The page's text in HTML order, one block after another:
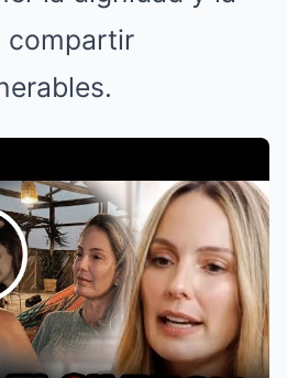
compartir